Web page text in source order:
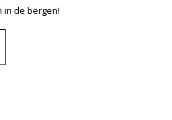
in de bergen!